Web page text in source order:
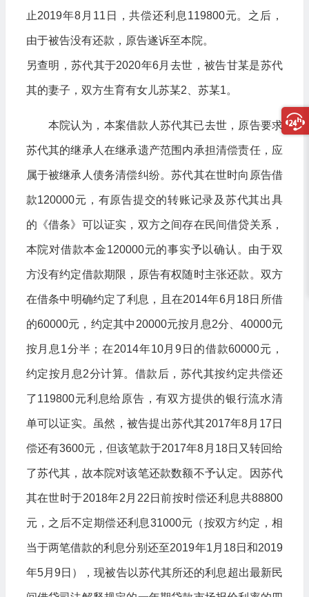
止2019年8月11日，共偿还利息119800元。之后，
由于被告没有还款，原告遂诉至本院。
另查明，苏代其于2020年6月去世，被告甘某是苏代
其的妻子，双方生育有女儿苏某2、苏某1。
本院认为，本案借款人苏代其已去世，原告要求
苏代其的继承人在继承遗产范围内承担清偿责任，应
属于被继承人债务清偿纠纷。苏代其在世时向原告借
款120000元，有原告提交的转账记录及苏代其出具
的《借条》可以证实，双方之间存在民间借贷关系，
本院对借款本金120000元的事实予以确认。由于双
方没有约定借款期限，原告有权随时主张还款。双方
在借条中明确约定了利息，且在2014年6月18日所借
的60000元，约定其中20000元按月息2分、40000元
按月息1分半；在2014年10月9日的借款60000元，
约定按月息2分计算。借款后，苏代其按约定共偿还
了119800元利息给原告，有双方提供的银行流水清
单可以证实。虽然，被告提出苏代其2017年8月17日
偿还有3600元，但该笔款于2017年8月18日又转回给
了苏代其，故本院对该笔还款数额不予认定。因苏代
其在世时于2018年2月22日前按时偿还利息共88800
元，之后不定期偿还利息31000元（按双方约定，相
当于两笔借款的利息分别还至2019年1月18日和2019
年5月9日），现被告以苏代其所还的利息超出最新民